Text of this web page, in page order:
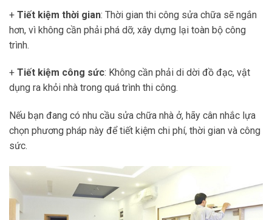
+ Tiết kiệm thời gian: Thời gian thi công sửa chữa sẽ ngắn
hơn, vì không cần phải phá dỡ, xây dựng lại toàn bộ công
trình.
+ Tiết kiệm công sức: Không cần phải di dời đồ đạc, vật
dụng ra khỏi nhà trong quá trình thi công.
Nếu bạn đang có nhu cầu sửa chữa nhà ở, hãy cân nhắc lựa
chọn phương pháp này để tiết kiệm chi phí, thời gian và công
sức.